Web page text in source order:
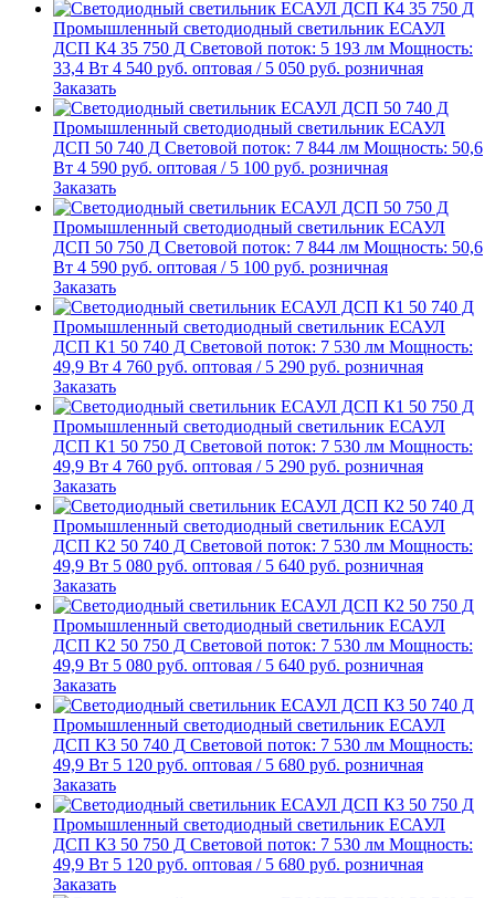
Промышленный светодиодный светильник ЕСАУЛ
ДСП К4 35 750 Д Световой поток: 5 193 лм Мощность:
33,4 Вт 4 540 руб. оптовая / 5 050 руб. розничная
Заказать
Промышленный светодиодный светильник ЕСАУЛ
ДСП 50 740 Д Световой поток: 7 844 лм Мощность: 50,6
Вт 4 590 руб. оптовая / 5 100 руб. розничная
Заказать
Промышленный светодиодный светильник ЕСАУЛ
ДСП 50 750 Д Световой поток: 7 844 лм Мощность: 50,6
Вт 4 590 руб. оптовая / 5 100 руб. розничная
Заказать
Промышленный светодиодный светильник ЕСАУЛ
ДСП К1 50 740 Д Световой поток: 7 530 лм Мощность:
49,9 Вт 4 760 руб. оптовая / 5 290 руб. розничная
Заказать
Промышленный светодиодный светильник ЕСАУЛ
ДСП К1 50 750 Д Световой поток: 7 530 лм Мощность:
49,9 Вт 4 760 руб. оптовая / 5 290 руб. розничная
Заказать
Промышленный светодиодный светильник ЕСАУЛ
ДСП К2 50 740 Д Световой поток: 7 530 лм Мощность:
49,9 Вт 5 080 руб. оптовая / 5 640 руб. розничная
Заказать
Промышленный светодиодный светильник ЕСАУЛ
ДСП К2 50 750 Д Световой поток: 7 530 лм Мощность:
49,9 Вт 5 080 руб. оптовая / 5 640 руб. розничная
Заказать
Промышленный светодиодный светильник ЕСАУЛ
ДСП К3 50 740 Д Световой поток: 7 530 лм Мощность:
49,9 Вт 5 120 руб. оптовая / 5 680 руб. розничная
Заказать
Промышленный светодиодный светильник ЕСАУЛ
ДСП К3 50 750 Д Световой поток: 7 530 лм Мощность:
49,9 Вт 5 120 руб. оптовая / 5 680 руб. розничная
Заказать